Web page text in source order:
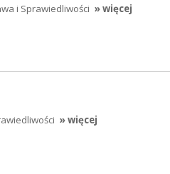
i Sprawiedliwości » więcej
» więcej